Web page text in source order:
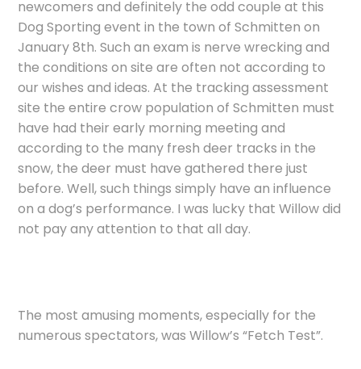
newcomers and definitely the odd couple at this
Dog Sporting event in the town of Schmitten on
January 8th. Such an exam is nerve wrecking and
the conditions on site are often not according to
our wishes and ideas. At the tracking assessment
site the entire crow population of Schmitten must
have had their early morning meeting and
according to the many fresh deer tracks in the
snow, the deer must have gathered there just
before. Well, such things simply have an influence
on a dog’s performance. I was lucky that Willow did
not pay any attention to that all day.
The most amusing moments, especially for the
numerous spectators, was Willow’s “Fetch Test”.